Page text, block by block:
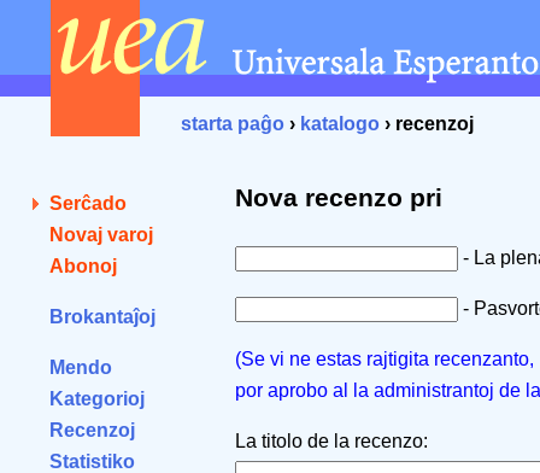
starta paĝo › katalogo › recenzoj
Serĉado
Novaj varoj
Abonoj
Brokantaĵoj
Mendo
Kategorioj
Recenzoj
Statistiko
Nova recenzo pri
- La
-
(Se vi ne estas rajtigita
por aprobo al la administrantoj de
La titolo de la recenzo: